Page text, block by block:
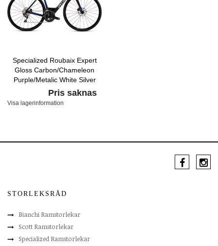
Specialized Roubaix Expert
Gloss Carbon/Chameleon
Purple/Metalic White Silver
Pris saknas
Visa lagerinformation
STORLEKSRÅD
Bianchi Ramstorlekar
Scott Ramstorlekar
Specialized Ramstorlekar